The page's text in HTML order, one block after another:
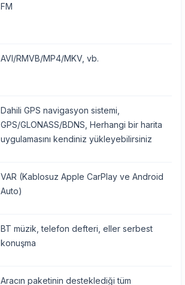
FM
AVI/RMVB/MP4/MKV, vb.
Dahili GPS navigasyon sistemi,
GPS/GLONASS/BDNS, Herhangi bir harita
uygulamasını kendiniz yükleyebilirsiniz
VAR (Kablosuz Apple CarPlay ve Android
Auto)
BT müzik, telefon defteri, eller serbest
konuşma
Aracın paketinin desteklediği tüm